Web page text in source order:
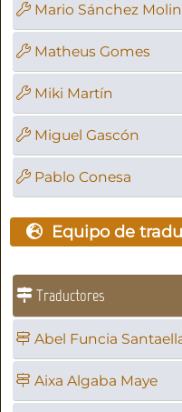
Mario Sánchez
Matheus Gomes
Miki Martín
Miguel Gascón
Pablo Conesa
Equipo de
Traductores
Abel Funcia
Aixa Algaba Maye